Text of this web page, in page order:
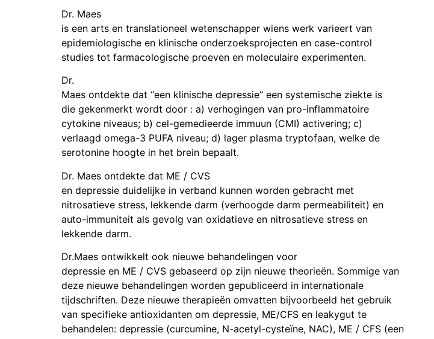
Dr. Maes
is een arts en translationeel wetenschapper wiens werk varieert van
epidemiologische en klinische onderzoeksprojecten en case-control
studies tot farmacologische proeven en moleculaire experimenten.
Dr.
Maes ontdekte dat “een klinische depressie” een systemische ziekte is
die gekenmerkt wordt door : a) verhogingen van pro-inflammatoire
cytokine niveaus; b) cel-gemedieerde immuun (CMI) activering; c)
verlaagd omega-3 PUFA niveau; d) lager plasma tryptofaan, welke de
serotonine hoogte in het brein bepaalt.
Dr. Maes ontdekte dat ME / CVS
en depressie duidelijke in verband kunnen worden gebracht met
nitrosatieve stress, lekkende darm (verhoogde darm permeabiliteit) en
auto-immuniteit als gevolg van oxidatieve en nitrosatieve stress en
lekkende darm.
Dr.Maes ontwikkelt ook nieuwe behandelingen voor
depressie en ME / CVS gebaseerd op zijn nieuwe theorieën. Sommige van
deze nieuwe behandelingen worden gepubliceerd in internationale
tijdschriften. Deze nieuwe therapieën omvatten bijvoorbeeld het gebruik
van specifieke antioxidanten om depressie, ME/CFS en leakygut te
behandelen: depressie (curcumine, N-acetyl-cysteïne, NAC), ME / CFS (een